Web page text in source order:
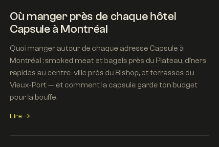
Où manger près de chaque hôtel
Capsule à Montréal
Quoi manger autour de chaque adresse Capsule à
Montréal : smoked meat et bagels près du Plateau, dîners
rapides au centre-ville près du Bishop, et terrasses du
Vieux-Port — et comment la capsule garde ton budget
pour la bouffe.
Lire →